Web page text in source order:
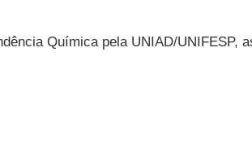
Química pela UNIAD/UNIFESP,